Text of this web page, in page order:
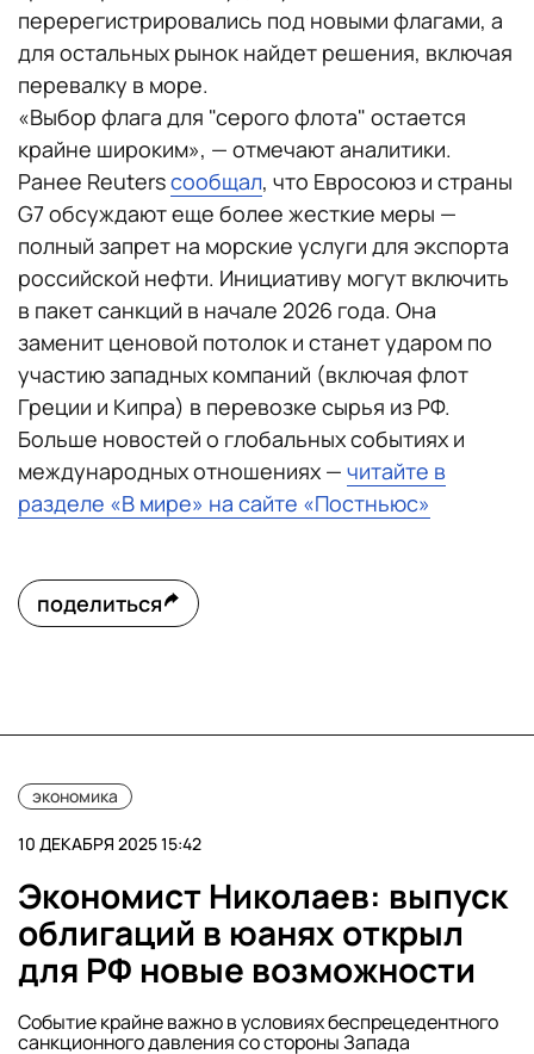
перерегистрировались под новыми флагами, а
для остальных рынок найдет решения, включая
перевалку в море.
«Выбор флага для "серого флота" остается
крайне широким», — отмечают аналитики.
Ранее Reutersсообщал, что Евросоюз и страны
G7 обсуждают еще более жесткие меры —
полный запрет на морские услуги для экспорта
российской нефти. Инициативу могут включить
в пакет санкций в начале 2026 года. Она
заменит ценовой потолок и станет ударом по
участию западных компаний (включая флот
Греции и Кипра) в перевозке сырья из РФ.
Больше новостей о глобальных событиях и
международных отношениях — читайте в
разделе «В мире» на сайте «Постньюс»
поделиться
экономика
10 ДЕКАБРЯ 2025 15:42
Экономист Николаев: выпуск
облигаций в юанях открыл
для РФ новые возможности
Событие крайне важно в условиях беспрецедентного
санкционного давления со стороны Запада